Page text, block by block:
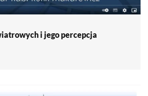
i jego percepcja